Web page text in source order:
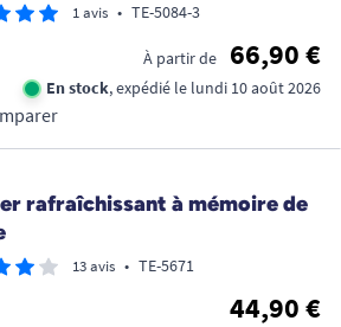
1 avis • TE-5084-3
À partir de 66,90 €
En stock, expédié le lundi 10 août 2026
rafraîchissant à mémoire de
13 avis • TE-5671
44,90 €